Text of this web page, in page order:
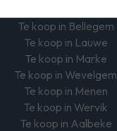
Te koop in Bellegem
Te koop in Lauwe
Te koop in Marke
Te koop in Wevelgem
Te koop in Menen
Te koop in Wervik
Te koop in Aalbeke